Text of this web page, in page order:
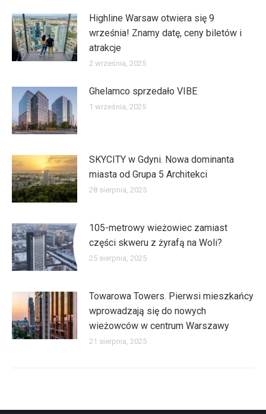
Highline Warsaw otwiera się 9
września! Znamy datę, ceny biletów i
atrakcje
2 września, 2025
Ghelamco sprzedało VIBE
1 września, 2025
SKYCITY w Gdyni. Nowa dominanta
miasta od Grupa 5 Architekci
28 sierpnia, 2025
105-metrowy wieżowiec zamiast
części skweru z żyrafą na Woli?
25 sierpnia, 2025
Towarowa Towers. Pierwsi mieszkańcy
wprowadzają się do nowych
wieżowców w centrum Warszawy
21 sierpnia, 2025